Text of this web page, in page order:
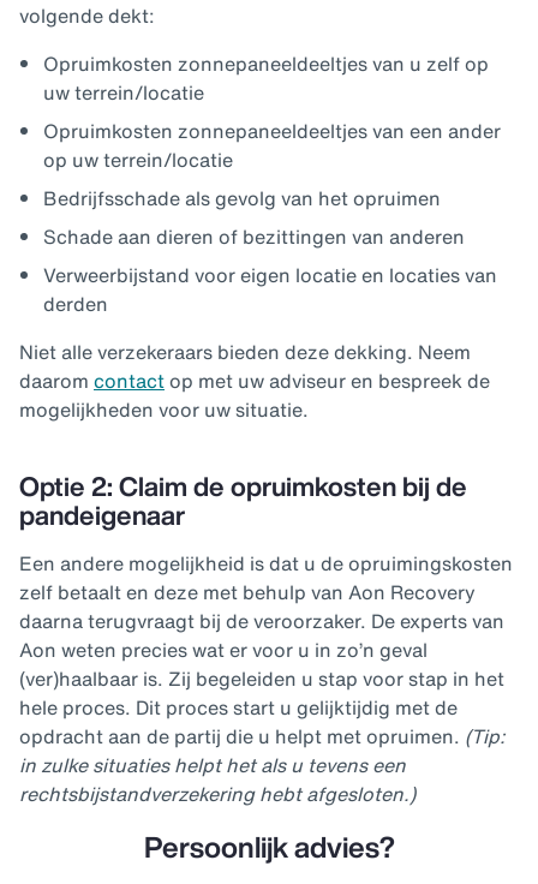
volgende dekt:
Opruimkosten zonnepaneeldeeltjes van u zelf op
uw terrein/locatie
Opruimkosten zonnepaneeldeeltjes van een ander
op uw terrein/locatie
Bedrijfsschade als gevolg van het opruimen
Schade aan dieren of bezittingen van anderen
Verweerbijstand voor eigen locatie en locaties van
derden
Niet alle verzekeraars bieden deze dekking. Neem
daarom contactop met uw adviseur en bespreek de
mogelijkheden voor uw situatie.
Optie 2: Claim de opruimkosten bij de
pandeigenaar
Een andere mogelijkheid is dat u de opruimingskosten
zelf betaalt en deze met behulp van Aon Recovery
daarna terugvraagt bij de veroorzaker. De experts van
Aon weten precies wat er voor u in zo’n geval
(ver)haalbaar is. Zij begeleiden u stap voor stap in het
hele proces. Dit proces start u gelijktijdig met de
opdracht aan de partij die u helpt met opruimen. (Tip:
in zulke situaties helpt het als u tevens een
rechtsbijstandverzekering hebt afgesloten.)
Persoonlijk advies?